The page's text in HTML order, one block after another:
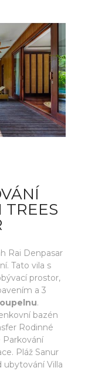
TREES
Rai Denpasar
Tato vila s
prostor,
a 3
.
bazén
Rodinné
Pláž Sanur
ubytování Villa